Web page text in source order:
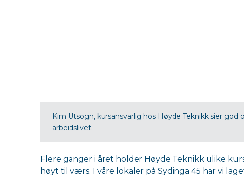
Kim Utsogn, kursansvarlig hos Høyde Teknikk sier
arbeidslivet.
Flere ganger i året holder Høyde Teknikk ulike
høyt til værs. I våre lokaler på Sydinga 45 har vi